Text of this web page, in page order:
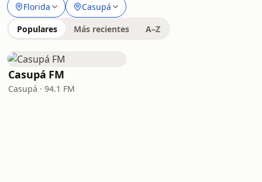
Florida Casupá
Populares Más recientes A–Z
Casupá FM
Casupá · 94.1 FM